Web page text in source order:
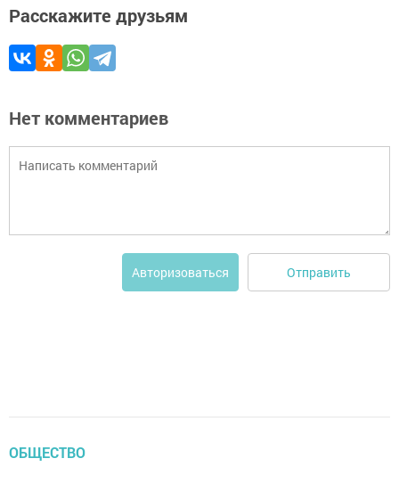
Расскажите друзьям
Нет комментариев
Авторизоваться Отправить
ОБЩЕСТВО